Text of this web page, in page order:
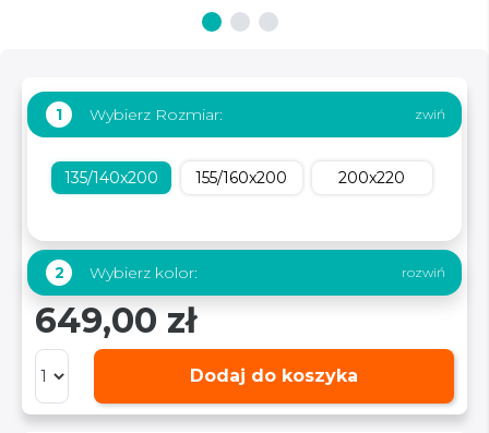
1 Wybierz Rozmiar:
135/140x200 155/160x200 200x220
2 Wybierz kolor:
649,00 zł
Dodaj do koszyka